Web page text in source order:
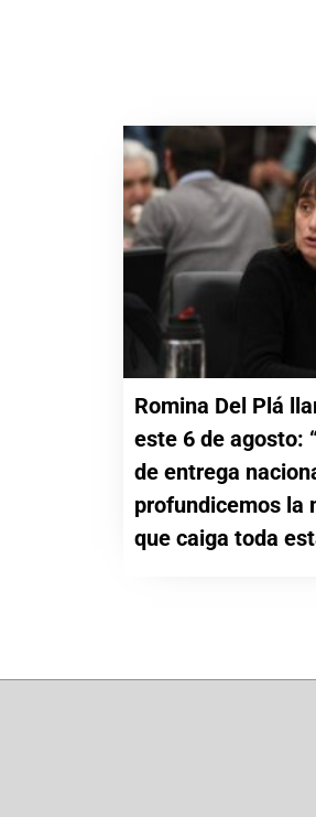
Romina Del Plá
este 6 de agosto:
de entrega
profundicemos la
que caiga toda